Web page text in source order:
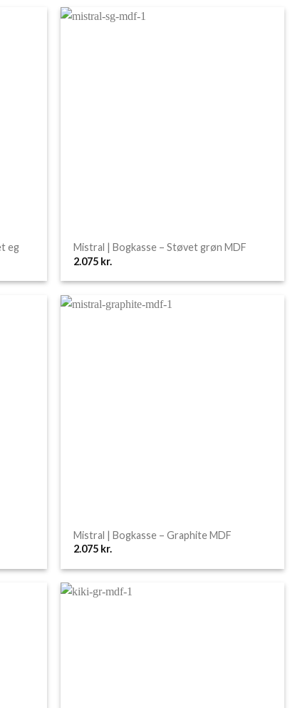
eg
Mistral | Bogkasse – Støvet grøn MDF
2.075 kr.
Mistral | Bogkasse – Graphite MDF
2.075 kr.